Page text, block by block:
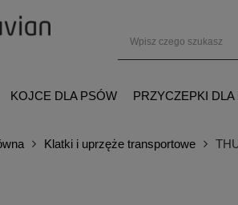
KOJCE DLA PSÓW PRZYCZEPKI DLA
Klatki i uprzęże transportowe